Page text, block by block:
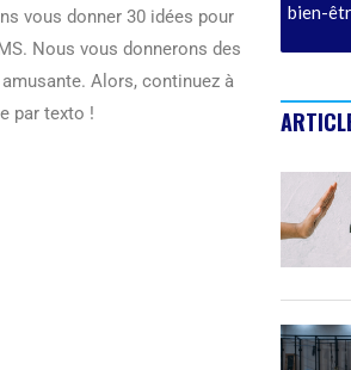
vous donner 30 idées pour
Nous vous donnerons des
Alors, continuez à
par texto !
bien-